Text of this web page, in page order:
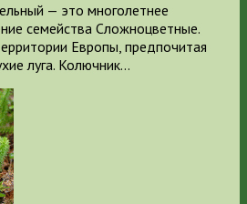
— это многолетнее
семейства Сложноцветные.
Европы, предпочитая
луга. Колючник…